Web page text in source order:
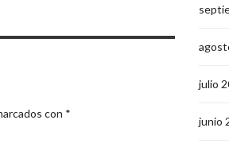
con *
julio
junio